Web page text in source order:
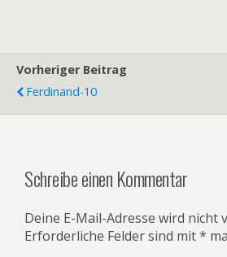
Vorheriger Beitrag
Ferdinand-10
Schreibe einen Kommentar
Deine E-Mail-Adresse wird nicht
Erforderliche Felder sind mit*